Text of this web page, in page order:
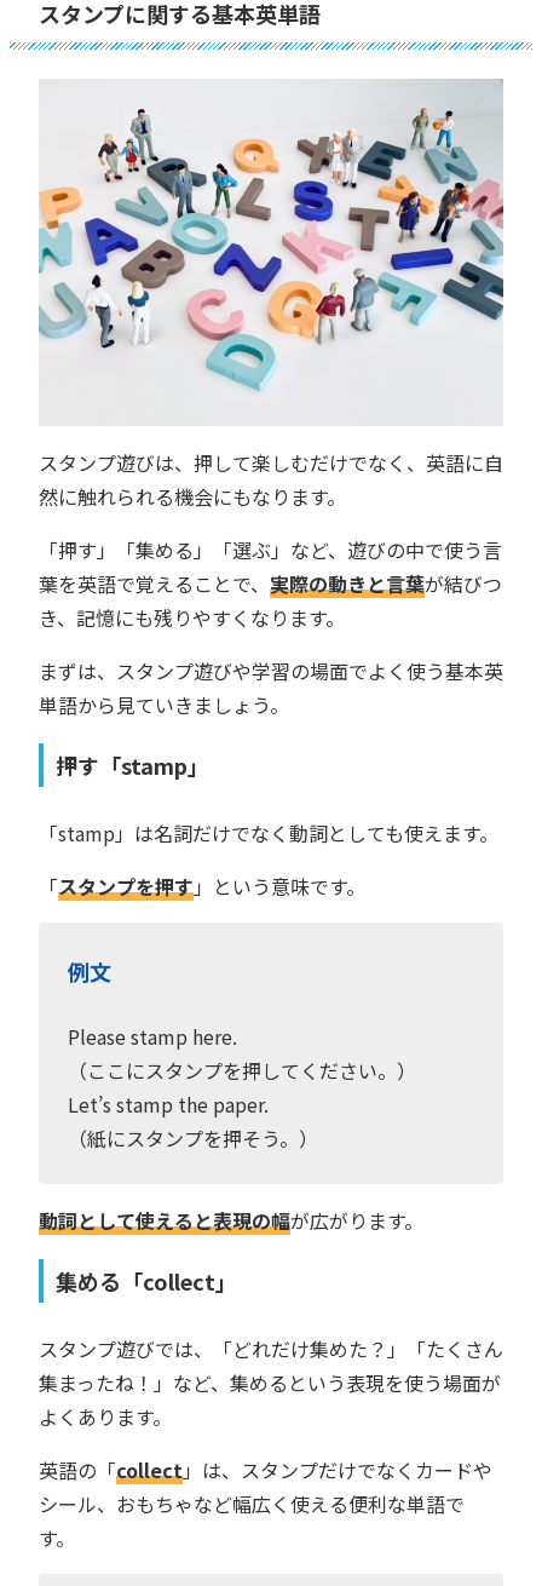
スタンプに関する基本英単語
スタンプ遊びは、押して楽しむだけでなく、英語に自
然に触れられる機会にもなります。
「押す」「集める」「選ぶ」など、遊びの中で使う言
葉を英語で覚えることで、 実際の動きと言葉が結びつ
き、記憶にも残りやすくなります。
まずは、スタンプ遊びや学習の場面でよく使う基本英
単語から見ていきましょう。
押す「stamp」
「stamp」は名詞だけでなく動詞としても使えます。
「スタンプを押す」という意味です。
例文
Please stamp here.
（ここにスタンプを押してください。）
Let’s stamp the paper.
（紙にスタンプを押そう。）
動詞として使えると表現の幅が広がります。
集める「collect」
スタンプ遊びでは、「どれだけ集めた？」「たくさん
集まったね！」など、集めるという表現を使う場面が
よくあります。
英語の「collect」は、スタンプだけでなくカードや
シール、おもちゃなど幅広く使える便利な単語で
す。